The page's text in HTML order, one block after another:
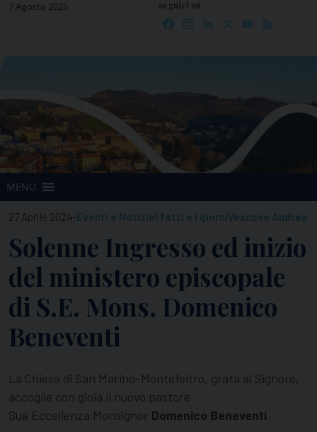
Skip7 Agosto 2026 seguici su
Facebook
Instagram
LinkedIn YouTube
MENU
27 Aprile 2024-Eventi e NotizieI fatti e i giorniVescovo Andrea
Solenne Ingresso ed inizio
del ministero episcopale
di S.E. Mons. Domenico
Beneventi
La Chiesa di San Marino-Montefeltro, grata al Signore,
accoglie con gioia il nuovo pastore
Sua Eccellenza Monsignor Domenico Beneventi